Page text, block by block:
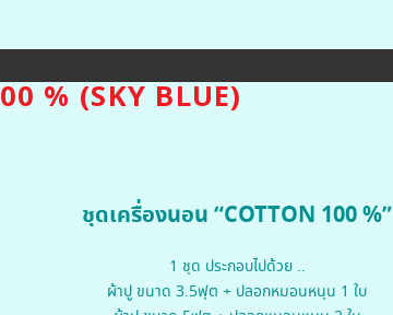
% (SKY BLUE)
ชุดเครื่องนอน “COTTON 100 %”
1 ชุด ประกอบไปด้วย ..
ผ้าปู ขนาด 3.5ฟุต + ปลอกหมอนหนุน 1 ใบ